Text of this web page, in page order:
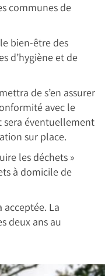
communes de
bien-être des
d’hygiène et de
de s’en assurer
avec le
sera éventuellement
sur place.
les déchets »
à domicile de
acceptée. La
deux ans au